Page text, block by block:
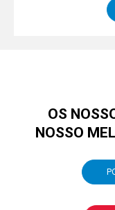
OS
NOSSO